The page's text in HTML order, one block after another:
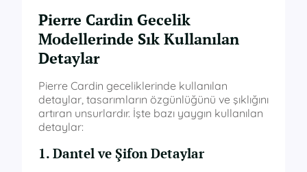
Pierre Cardin Gecelik
Modellerinde Sık Kullanılan
Detaylar
Pierre Cardin geceliklerinde kullanılan
detaylar, tasarımların özgünlüğünü ve şıklığını
artıran unsurlardır. İşte bazı yaygın kullanılan
detaylar:
1. Dantel ve Şifon Detaylar